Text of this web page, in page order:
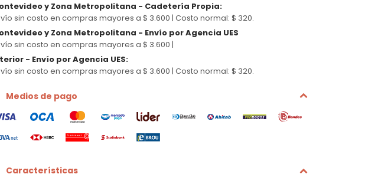
y Zona Metropolitana - Cadetería Propia:
sin costo en compras mayores a $ 3.600 | Costo normal: $ 320.
y Zona Metropolitana - Envío por Agencia UES
sin costo en compras mayores a $ 3.600 |
- Envío por Agencia UES:
sin costo en compras mayores a $ 3.600 | Costo normal: $ 320.
Medios de pago
Características